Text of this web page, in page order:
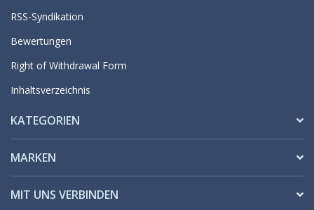
RSS-Syndikation
Bewertungen
Right of Withdrawal Form
Inhaltsverzeichnis
KATEGORIEN
MARKEN
MIT UNS VERBINDEN